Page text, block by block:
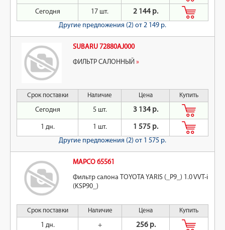
Сегодня 17 шт.
2 144 р.
Другие предложения (2) от 2 149 р.
SUBARU 72880AJ000
ФИЛЬТР САЛОННЫЙ »
Срок поставки Наличие Цена Купить
Сегодня 5 шт. 3 134 р.
1 дн. 1 шт.
1 575 р.
Другие предложения (2) от 1 575 р.
MAPCO 65561
Фильтр салона TOYOTA YARIS (_P9_) 1.0 VVT-i
(KSP90_)
Срок поставки Наличие Цена Купить
1 дн. + 256 р.